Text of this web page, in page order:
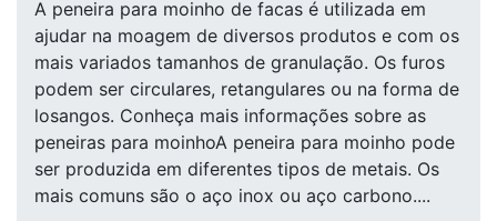
A peneira para moinho de facas é utilizada em
ajudar na moagem de diversos produtos e com os
mais variados tamanhos de granulação. Os furos
podem ser circulares, retangulares ou na forma de
losangos. Conheça mais informações sobre as
peneiras para moinhoA peneira para moinho pode
ser produzida em diferentes tipos de metais. Os
mais comuns são o aço inox ou aço carbono....